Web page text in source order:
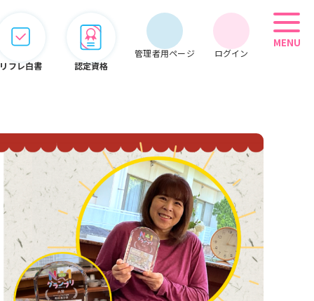
リフレ白書 認定資格
管理者用ページ ログイン
MENU
会員情報 期限管理
システム
オンライン
セミナー
こぞって